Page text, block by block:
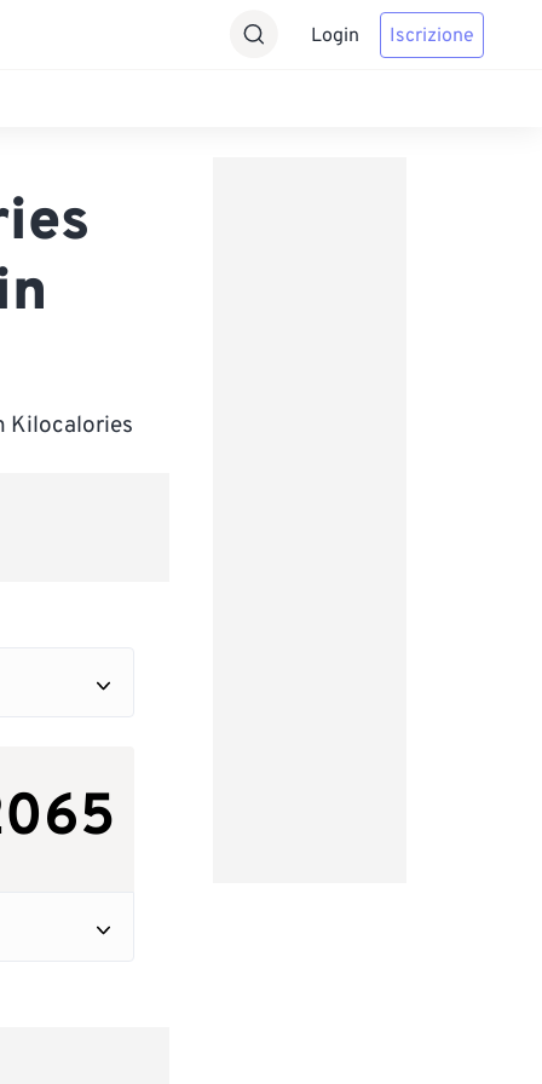
Login Iscrizione
Kilocalories